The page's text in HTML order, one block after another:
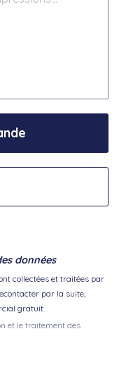
données
collectées et traitées par
par la suite,
gratuit.
et le traitement des